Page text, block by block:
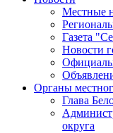
Местные
Газета
Новости
Органы
Глава
округа